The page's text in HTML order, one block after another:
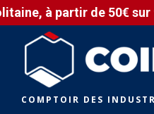
à partir de 50€
COMPTOIR DES